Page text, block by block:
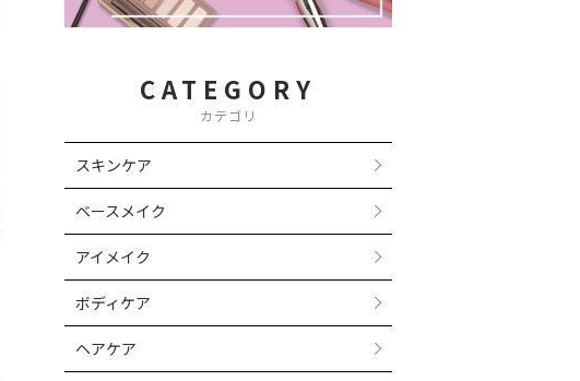
CATEGORY
カテゴリ
スキンケア
ベースメイク
アイメイク
ボディケア
ヘアケア